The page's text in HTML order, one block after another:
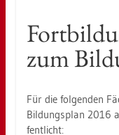
zum
Für die fol­gen­den
Bil­dungs­plan 2016
fent­licht: